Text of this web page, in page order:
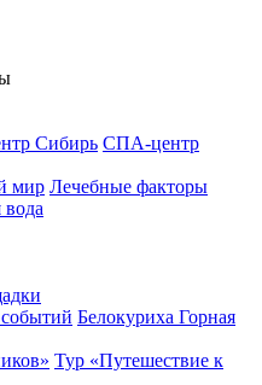
Сибирь СПА-центр
мир Лечебные факторы
вода
Белокуриха Горная
Тур «Путешествие к